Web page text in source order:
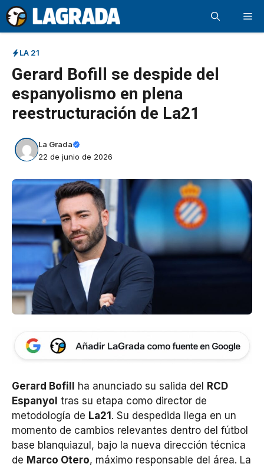
Saltar
al
contenido
LA 21
Gerard Bofill se despide del
espanyolismo en plena
reestructuración de La21
La Grada
22 de junio de 2026
Gerard Bofill ha anunciado su salida del RCD
Espanyol tras su etapa como director de
metodología de La21. Su despedida llega en un
momento de cambios relevantes dentro del fútbol
base blanquiazul, bajo la nueva dirección técnica
de Marco Otero, máximo responsable del área. La